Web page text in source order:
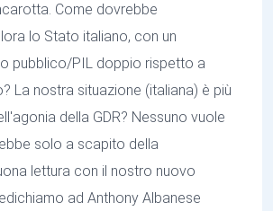
Come dovrebbe
lo Stato italiano, con un
pubblico/PIL doppio rispetto a
La nostra situazione (italiana) è più
della GDR? Nessuno vuole
solo a scapito della
lettura con il nostro nuovo
ad Anthony Albanese